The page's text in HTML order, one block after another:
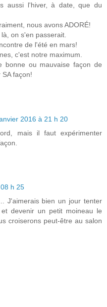
aussi l'hiver, à date, que du
nous avons ADORÉ!
on s'en passerait.
de l'été en mars!
c'est notre maximum.
ou mauvaise façon de
façon!
2016 à 21 h 20
mais il faut expérimenter
h 25
J'aimerais bien un jour tenter
devenir un petit moineau le
croiserons peut-être au salon